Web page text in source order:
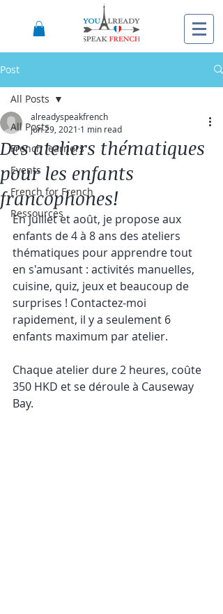
Post
All Posts
French learners
Events
French for French
Ressources
All Posts
Des ateliers thématiques
pour les enfants
francophones!
alreadyspeakfrench
Jun 29, 2021 1 min read
En juillet et août, je propose aux
enfants de 4 à 8 ans des ateliers
thématiques pour apprendre tout
en s'amusant : activités manuelles,
cuisine, quiz, jeux et beaucoup de
surprises ! Contactez-moi
rapidement, il y a seulement 6
enfants maximum par atelier.
Chaque atelier dure 2 heures, coûte
350 HKD et se déroule à Causeway
Bay.